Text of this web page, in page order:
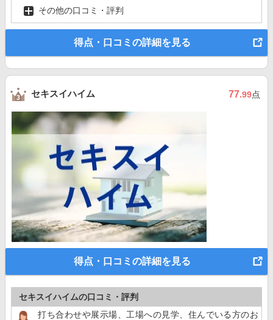
その他の口コミ・評判
得点・口コミの詳細を見る
セキスイハイム 77.99点
得点・口コミの詳細を見る
セキスイハイムの口コミ・評判
打ち合わせや展示場、工場への見学、住んでいる方のお